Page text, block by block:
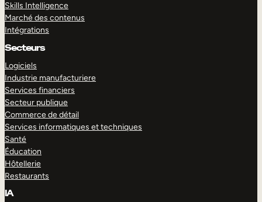
Skills Intelligence
Marché des contenus
Intégrations
Secteurs
Logiciels
Industrie manufacturiere
Services financiers
Secteur publique
Commerce de détail
Services informatiques et techniques
Santé
Éducation
Hôtellerie
Restaurants
IA